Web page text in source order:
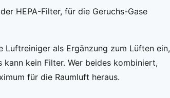
HEPA-Filter, für die Geruchs-Gase
als Ergänzung zum Lüften ein,
kein Filter. Wer beides kombiniert,
für die Raumluft heraus.